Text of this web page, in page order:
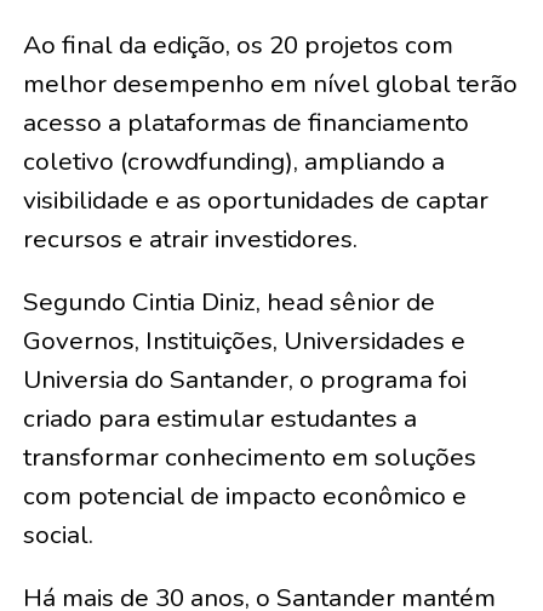
Ao final da edição, os 20 projetos com
melhor desempenho em nível global terão
acesso a plataformas de financiamento
coletivo (crowdfunding), ampliando a
visibilidade e as oportunidades de captar
recursos e atrair investidores.
Segundo Cintia Diniz, head sênior de
Governos, Instituições, Universidades e
Universia do Santander, o programa foi
criado para estimular estudantes a
transformar conhecimento em soluções
com potencial de impacto econômico e
social.
Há mais de 30 anos, o Santander mantém